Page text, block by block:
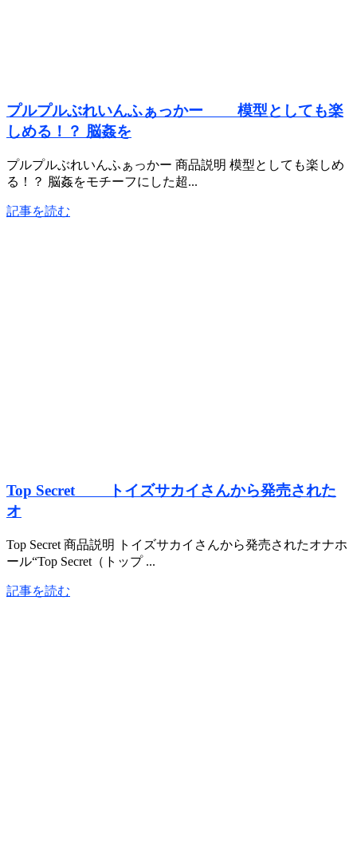
プルプルぶれいんふぁっかー 模型としても楽
しめる！？ 脳姦を
プルプルぶれいんふぁっかー 商品説明 模型としても楽しめ
る！？ 脳姦をモチーフにした超...
記事を読む
Top Secret トイズサカイさんから発売された
オ
Top Secret 商品説明 トイズサカイさんから発売されたオナホ
ール“Top Secret（トップ ...
記事を読む